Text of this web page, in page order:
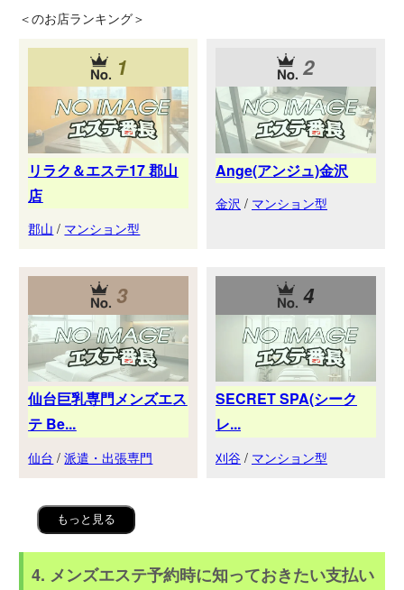
＜のお店ランキング＞
1
リラク＆エステ17 郡山
店
郡山 / マンション型
2
Ange(アンジュ)金沢
金沢 / マンション型
3
仙台巨乳専門メンズエス
テ Be...
仙台 /派遣・出張専門
4
SECRET SPA(シーク
レ...
刈谷 / マンション型
もっと見る
4. メンズエステ予約時に知っておきたい支払い